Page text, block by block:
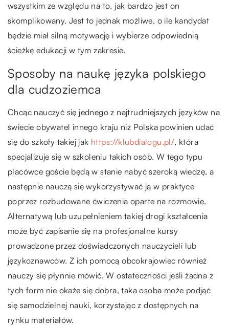
wszystkim ze względu na to, jak bardzo jest on
skomplikowany. Jest to jednak możliwe, o ile kandydat
będzie miał silną motywację i wybierze odpowiednią
ścieżkę edukacji w tym zakresie.
Sposoby na naukę języka polskiego
dla cudzoziemca
Chcąc nauczyć się jednego z najtrudniejszych języków na
świecie obywatel innego kraju niż Polska powinien udać
się do szkoły takiej jak https://klubdialogu.pl/, która
specjalizuje się w szkoleniu takich osób. W tego typu
placówce goście będą w stanie nabyć szeroką wiedzę, a
następnie nauczą się wykorzystywać ją w praktyce
poprzez rozbudowane ćwiczenia oparte na rozmowie.
Alternatywą lub uzupełnieniem takiej drogi kształcenia
może być zapisanie się na profesjonalne kursy
prowadzone przez doświadczonych nauczycieli lub
językoznawców. Z ich pomocą obcokrajowiec również
nauczy się płynnie mówić. W ostateczności jeśli żadna z
tych form nie okaże się dobra, taka osoba może podjąć
się samodzielnej nauki, korzystając z dostępnych na
rynku materiałów.